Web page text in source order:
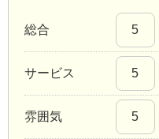
総合 5
サービス 5
雰囲気 5